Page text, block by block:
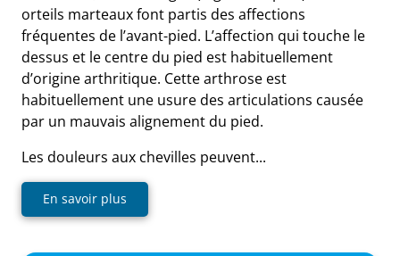
orteils marteaux font partis des affections
fréquentes de l’avant-pied. L’affection qui touche le
dessus et le centre du pied est habituellement
d’origine arthritique. Cette arthrose est
habituellement une usure des articulations causée
par un mauvais alignement du pied.
Les douleurs aux chevilles peuvent...
En savoir plus